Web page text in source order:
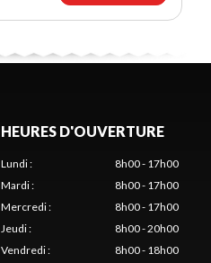
HEURES D'OUVERTURE
Lundi:
8h00 - 17h00
Mardi:
8h00 - 17h00
Mercredi:
8h00 - 17h00
Jeudi:
8h00 - 20h00
Vendredi: 8h00 - 18h00